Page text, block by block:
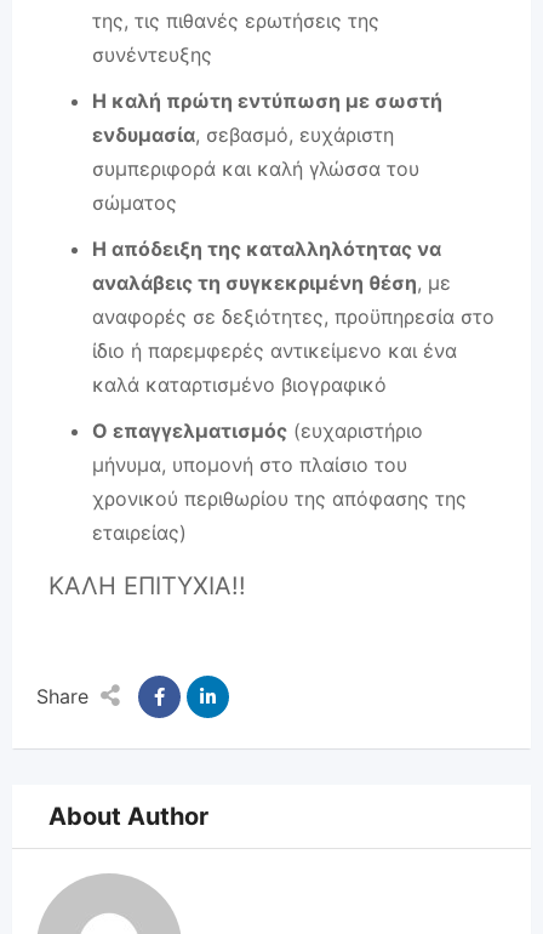
της, τις πιθανές ερωτήσεις της
συνέντευξης
Η καλή πρώτη εντύπωση με σωστή
ενδυμασία, σεβασμό, ευχάριστη
συμπεριφορά και καλή γλώσσα του
σώματος
Η απόδειξη της καταλληλότητας να
αναλάβεις τη συγκεκριμένη θέση, με
αναφορές σε δεξιότητες, προϋπηρεσία στο
ίδιο ή παρεμφερές αντικείμενο και ένα
καλά καταρτισμένο βιογραφικό
Ο επαγγελματισμός (ευχαριστήριο
μήνυμα, υπομονή στο πλαίσιο του
χρονικού περιθωρίου της απόφασης της
εταιρείας)
ΚΑΛΗ ΕΠΙΤΥΧΙΑ!!
Share
About Author